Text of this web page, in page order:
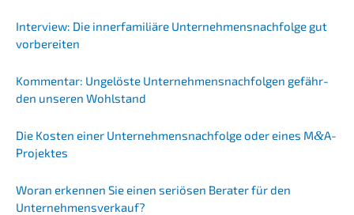
Inter­view: Die inner­fa­mi­liä­re Unternehmens­nachfolge gut
vorbereiten
Kommen­tar: Ungelös­te Unter­neh­mens­nach­fol­gen gefähr­
den unseren Wohlstand
Die Kosten einer Unternehmens­nachfolge oder eines M&A-
Projektes
Woran erken­nen Sie einen seriö­sen Berater für den
Unternehmensverkauf?